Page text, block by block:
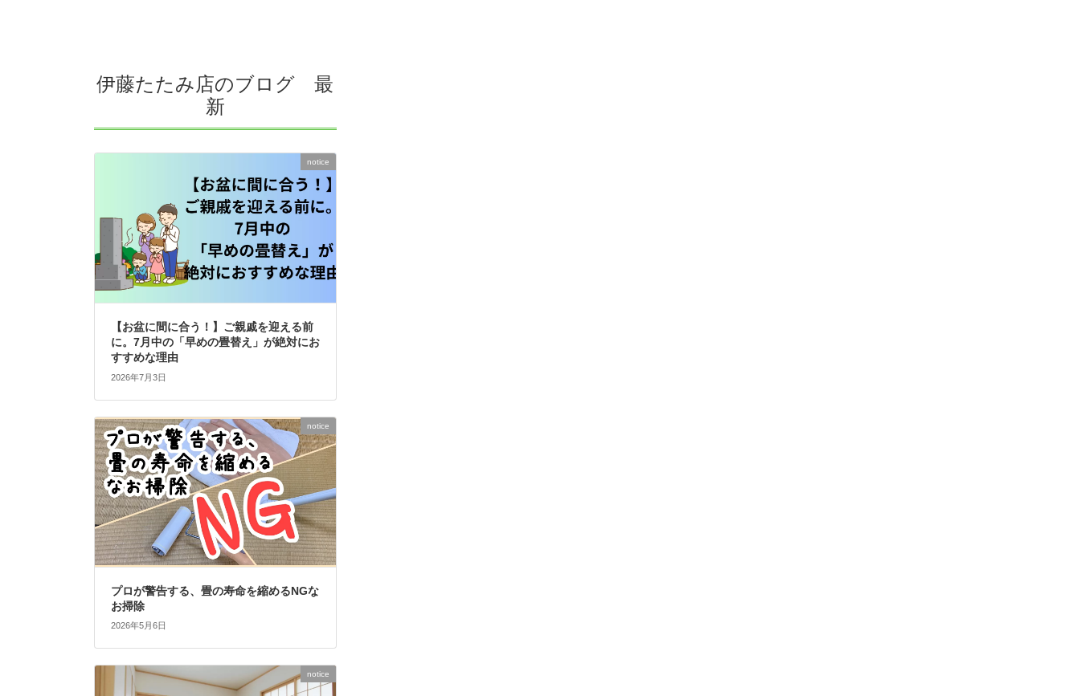
伊藤たたみ店のブログ 最
新
notice
【お盆に間に合う！】ご親戚を迎える前
に。7月中の「早めの畳替え」が絶対にお
すすめな理由
2026年7月3日
notice
プロが警告する、畳の寿命を縮めるNGな
お掃除
2026年5月6日
notice